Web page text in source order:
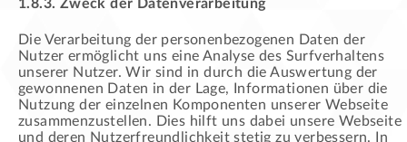
1.8.3. Zweck der Datenverarbeitung
Die Verarbeitung der personenbezogenen Daten der
Nutzer ermöglicht uns eine Analyse des Surfverhaltens
unserer Nutzer. Wir sind in durch die Auswertung der
gewonnenen Daten in der Lage, Informationen über die
Nutzung der einzelnen Komponenten unserer Webseite
zusammenzustellen. Dies hilft uns dabei unsere Webseite
und deren Nutzerfreundlichkeit stetig zu verbessern. In